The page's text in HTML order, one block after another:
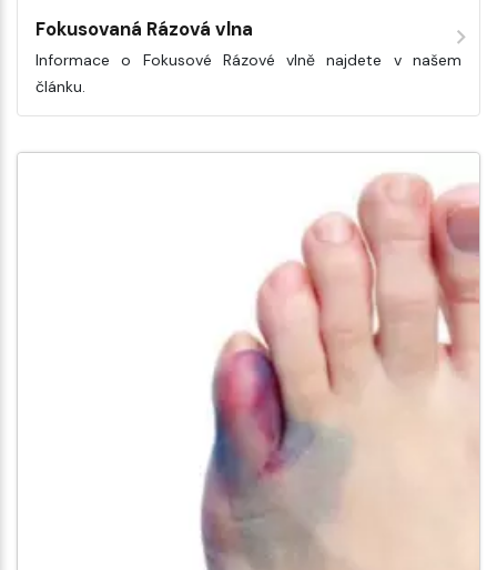
Fokusovaná Rázová vlna
Informace o Fokusové Rázové vlně najdete v našem
článku.